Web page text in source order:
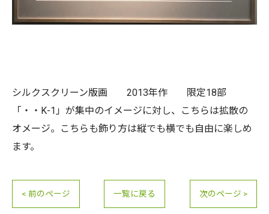
シルクスクリーン版画 2013年作 限定18部
「・・K-1」が集中のイメージに対し、こちらは拡散の
オメージ。こちらも飾り方は縦でも横でも自由に楽しめ
ます。
< 前のページ 一覧に戻る 次のページ >